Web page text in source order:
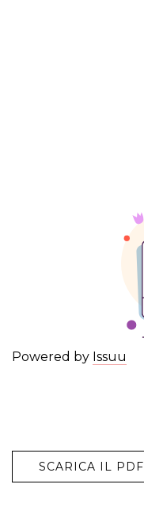
Powered by Issuu
SCARICA IL PDF